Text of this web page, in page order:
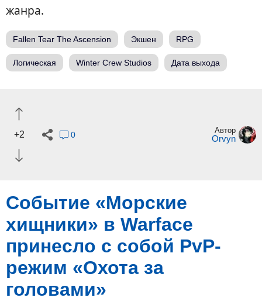
жанра.
Fallen Tear The Ascension Экшен RPG
Логическая Winter Crew Studios Дата выхода
+2 0 Автор
Orvyn
Событие «Морские
хищники» в Warface
принесло с собой PvP-
режим «Охота за
головами»